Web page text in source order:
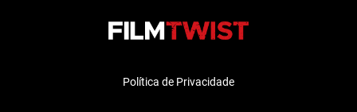
Política de Privacidade